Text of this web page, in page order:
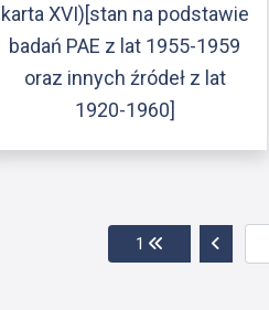
karta XVI)[stan na podstawie
badań PAE z lat 1955-1959
oraz innych źródeł z lat
1920-1960]
1 Przejdź do